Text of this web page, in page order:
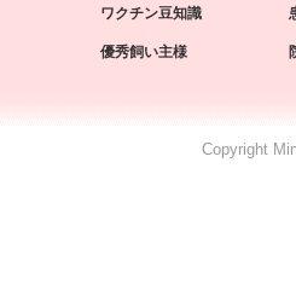
ワクチン豆知識
優秀飼い主様
Copyright